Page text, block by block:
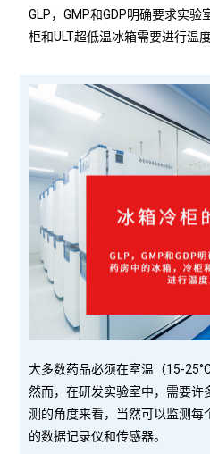
GLP，GMP和GDP明确要求实
柜和ULT超低温冰箱需要进行温度
大多数药品必须在室温（15-
然而，在研发实验室中，需要许
测的角度来看，当然可以监测每
的数据记录仪和传感器。